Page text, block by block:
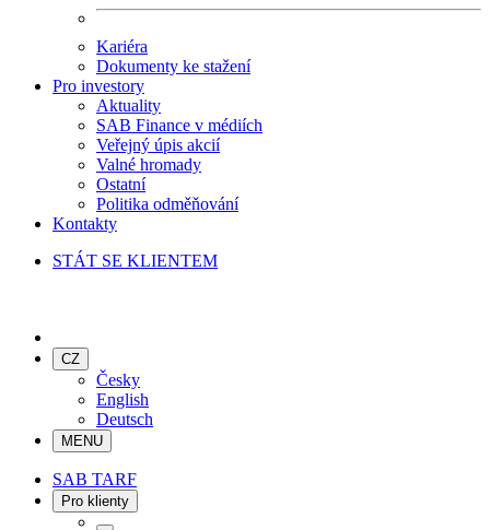
Kariéra
Dokumenty ke stažení
Pro investory
Aktuality
SAB Finance v médiích
Veřejný úpis akcií
Valné hromady
Ostatní
Politika odměňování
Kontakty
STÁT SE KLIENTEM
CZ
Česky
English
Deutsch
MENU
SAB TARF
Pro klienty